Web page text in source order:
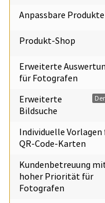
Anpassbare Produkte
Produkt-Shop
Erweiterte
für Fotografen
Erweiterte
Bildsuche
Individuelle Vorlagen
QR-Code-Karten
Kundenbetreuung
hoher Priorität für
Fotografen